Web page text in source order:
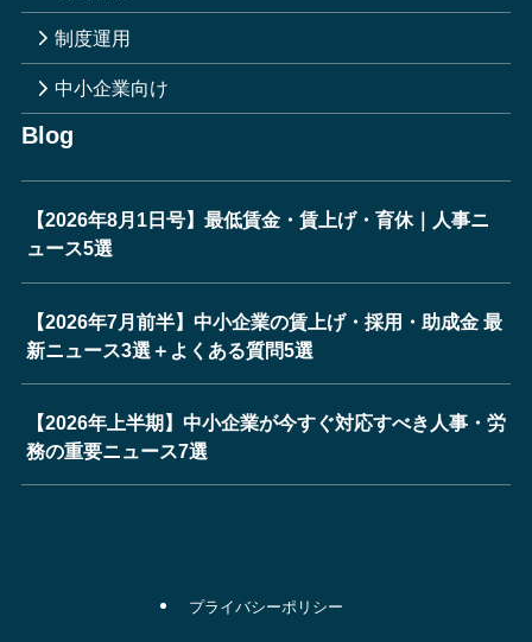
制度運用
中小企業向け
Blog
【2026年8月1日号】最低賃金・賃上げ・育休｜人事ニ
ュース5選
【2026年7月前半】中小企業の賃上げ・採用・助成金 最
新ニュース3選＋よくある質問5選
【2026年上半期】中小企業が今すぐ対応すべき人事・労
務の重要ニュース7選
プライバシーポリシー